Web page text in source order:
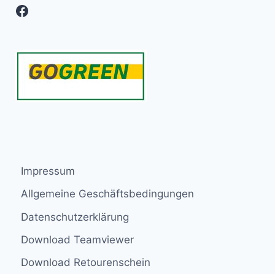
Facebook
Impressum
Allgemeine Geschäftsbedingungen
Datenschutzerklärung
Download Teamviewer
Download Retourenschein